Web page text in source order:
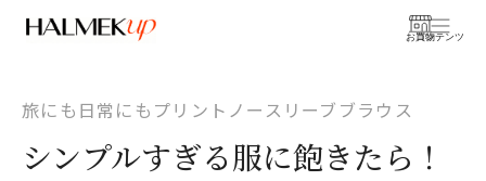
お買物
コンテンツ
旅にも日常にもプリントノースリーブブラウス
シンプルすぎる服に飽きたら！